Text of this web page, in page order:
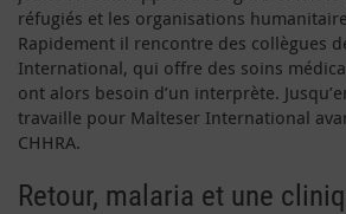
réfugiés et les organisations
Rapidement il rencontre des collègues
International, qui offre des soins
ont alors besoin d’un interprète.
travaille pour Malteser International
CHHRA.
Retour, malaria et une